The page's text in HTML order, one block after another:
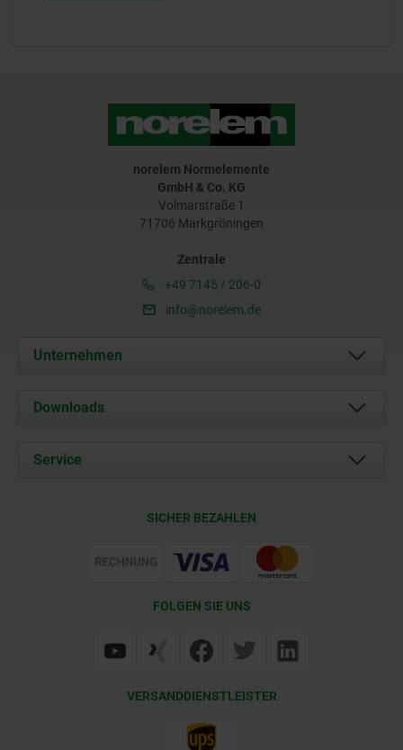
norelem Normelemente
GmbH & Co. KG
Volmarstraße 1
71706 Markgröningen
Zentrale
+49 7145 / 206-0
info@norelem.de
Unternehmen
Über uns
Karriere
Downloads
Dokumente
Service
Web Support
SICHER BEZAHLEN
FOLGEN SIE UNS
VERSANDDIENSTLEISTER